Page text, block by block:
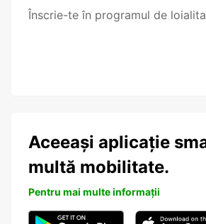
Înscrie-te în programul de
Aceeași aplicație
multă mobilitate.
Pentru mai multe informații